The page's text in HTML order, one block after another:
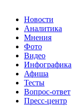
Новости
Аналитика
Мнения
Фото
Видео
Инфографика
Афиша
Тесты
Вопрос-ответ
Пресс-центр